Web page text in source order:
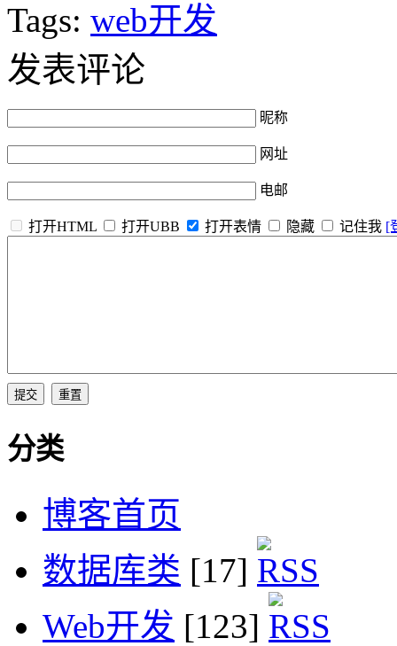
Tags: web开发
发表评论
昵称
网址
电邮
打开HTML 打开UBB 打开表情 隐藏 记住我 [
分类
博客首页
数据库类 [17]
Web开发 [123]